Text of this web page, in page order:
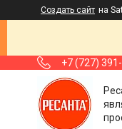
Создать сайт на
+7 (727)